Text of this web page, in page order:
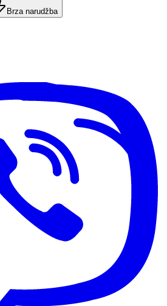
Brza narudžba